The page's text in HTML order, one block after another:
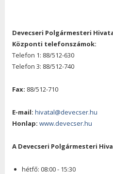
Devecseri Polgármesteri
Központi telefonszámok:
Telefon 1: 88/512-630
Telefon 3: 88/512-740
Fax: 88/512-710
E-mail: hivatal@devecser.hu
Honlap: www.devecser.hu
A Devecseri Polgármesteri
hétfő: 08:00 - 15:30